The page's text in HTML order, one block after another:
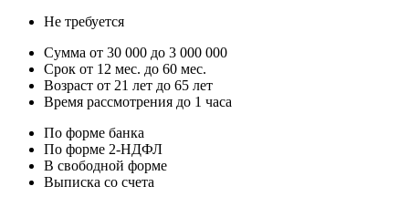
Не требуется
Сумма от 30 000 до 3 000 000
Срок от 12 мес. до 60 мес.
Возраст от 21 лет до 65 лет
Время рассмотрения до 1 часа
По форме банка
По форме 2-НДФЛ
В свободной форме
Выписка со счета